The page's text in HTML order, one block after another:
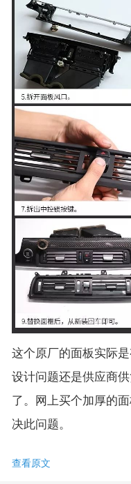
这个原厂的面板实际
设计问题还是供应商
了。网上买个加厚的
决此问题。
查看原文